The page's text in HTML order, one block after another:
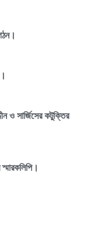
ও সার্জিসের কটুক্তির